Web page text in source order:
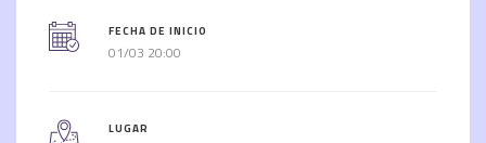
FECHA DE INICIO
01/03 20:00
LUGAR